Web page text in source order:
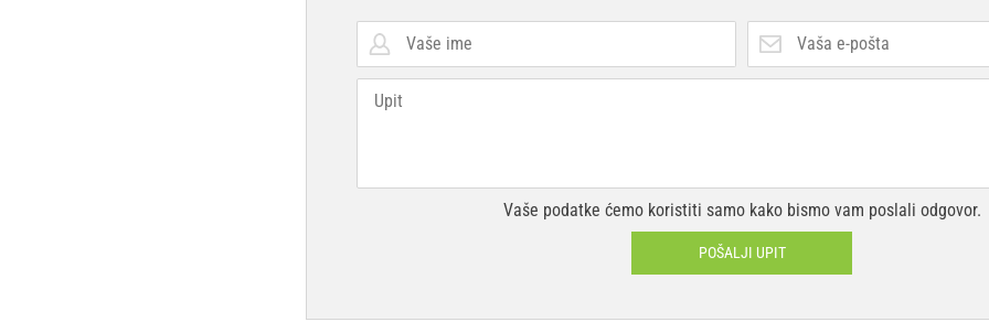
Vaše podatke ćemo koristiti samo kako bismo vam poslali odgovor.
POŠALJI UPIT